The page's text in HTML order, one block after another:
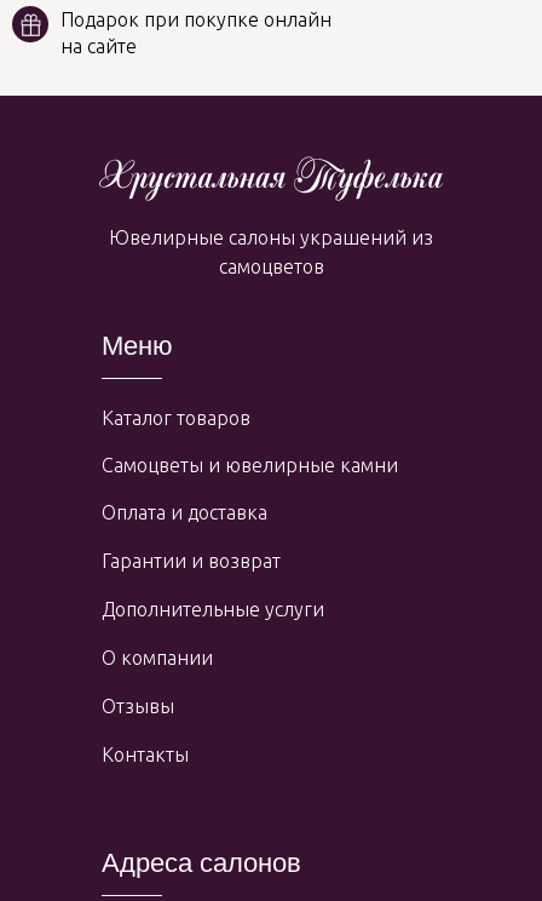
Подарок при покупке онлайн
на сайте
Меню
Каталог товаров
Самоцветы и ювелирные камни
Оплата и доставка
Адреса салонов
Ювелирные салоны украшений из
самоцветов
Гарантии и возврат
Дополнительные услуги
О компании
Отзывы
Контакты